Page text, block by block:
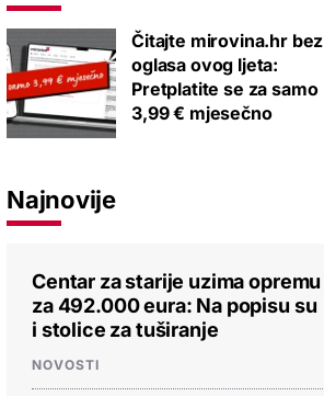
Čitajte mirovina.hr bez
oglasa ovog ljeta:
Pretplatite se za samo
3,99 € mjesečno
Najnovije
Centar za starije uzima opremu
za 492.000 eura: Na popisu su
i stolice za tuširanje
NOVOSTI